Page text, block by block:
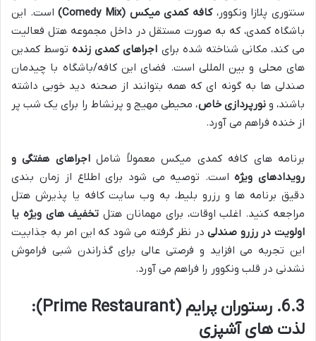
سنتوری پلازا ونکوور،کافه کمدی میکس (Comedy Mix)
است. این
باشگاه کمدی، که به صورت مستقل در داخل مجموعه هتل فعالیت
می کند، مکانی شناخته شده برای اجراهای کمدی زندهتوسط کمدین
های محلی و بین المللی است. فضای این کافه/باشگاه با چیدمان
صندلی ها به گونه ای که همه بتوانند از صحنه دید خوبی داشته
باشند، ونورپردازی خاص، محیطی مهیج و پرنشاط را برای یک شب پر
از خنده فراهم می آورد.
برنامه های کافه کمدی میکس معمولاً شاملاجراهای هفتگی و
رویدادهای ویژهاست. توصیه می شود برای اطلاع از زمان بندی
دقیق برنامه ها و رزرو بلیط، به وب سایت کافه یا پذیرش هتل
مراجعه کنید. اغلب اوقات، برای مهمانان هتل تخفیف های ویژه یا
اولویت در رزرو صندلیدر نظر گرفته می شود که این امر به جذابیت
این تجربه می افزاید و فرصتی عالی برای گذراندن شبی فراموش
نشدنی در قلب ونکوور را فراهم می آورد.
6.3. رستوران پرایم (Prime Restaurant):
لذت های آشپزی